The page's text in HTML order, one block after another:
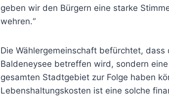
geben wir den Bürgern eine starke
wehren.“
Die Wählergemeinschaft befürchtet,
Baldeneysee betreffen wird, sondern
gesamten Stadtgebiet zur Folge haben
Lebenshaltungskosten ist eine solche